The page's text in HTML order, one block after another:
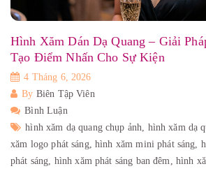
Hình Xăm Dán Dạ Quang – Giải
Tạo Điểm Nhấn Cho Sự Kiện
4 Tháng 6, 2026
By Biên Tập Viên
Bình Luận
hình xăm dạ quang chụp ảnh, hình xăm dạ
xăm logo phát sáng,hình xăm mini phát sáng,
phát sáng, hình xăm phát sáng ban đêm, hình